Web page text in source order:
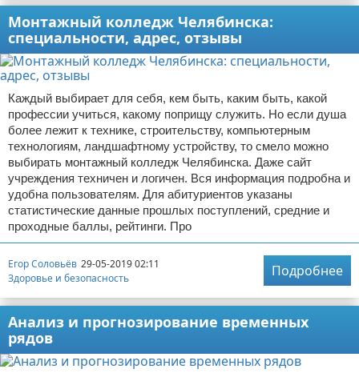
Монтажный колледж Челябинска:
специальности, адрес, отзывы
Каждый выбирает для себя, кем быть, каким быть, какой
профессии учиться, какому поприщу служить. Но если душа
более лежит к технике, строительству, компьютерным
технологиям, ландшафтному устройству, то смело можно
выбирать монтажный колледж Челябинска. Даже сайт
учреждения техничен и логичен. Вся информация подробна и
удобна пользователям. Для абитуриентов указаны
статистические данные прошлых поступлений, средние и
проходные баллы, рейтинги. Про
Егор Соловьёв 29-05-2019 02:11
Здоровье и безопасность
Подробнее
Анализ и прогнозирование временных
рядов